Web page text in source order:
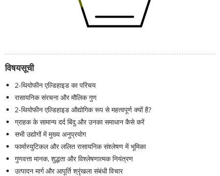
विषयसूची
2-थियोफीन एल्डिहाइड का परिचय
रासायनिक संरचना और मौलिक गुण
2-थियोफीन एल्डिहाइड औद्योगिक रूप से महत्वपूर्ण क्यों है?
ग्राहक के सामान्य दर्द बिंदु और उनका समाधान कैसे करें
सभी उद्योगों में मुख्य अनुप्रयोग
फार्मास्युटिकल और ललित रासायनिक संश्लेषण में भूमिका
गुणवत्ता मानक, शुद्धता और विश्लेषणात्मक नियंत्रण
उत्पादन मार्ग और आपूर्ति श्रृंखला संबंधी विचार